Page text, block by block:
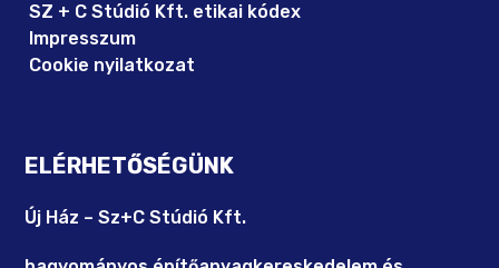
SZ + C Stúdió Kft. etikai kódex
Impresszum
Cookie nyilatkozat
ELÉRHETŐSÉGÜNK
Új Ház – Sz+C Stúdió Kft.